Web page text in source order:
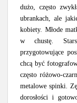
dużo, często
ubrankach, ale
kobiety. Młode
w chustę.
przygotowujące
chcą być
często różowo-
metalowe spinki.
dorosłości i